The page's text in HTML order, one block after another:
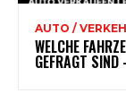
AUTO /
WELCHE
GEFRAGT